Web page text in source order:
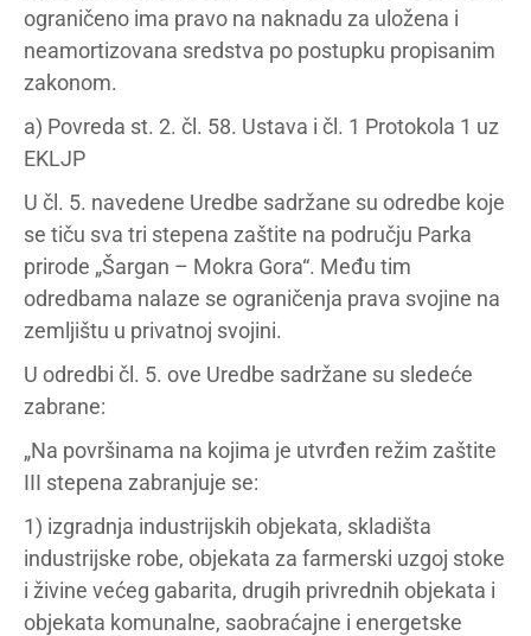
ograničeno ima pravo na naknadu za uložena i
neamortizovana sredstva po postupku propisanim
zakonom.
a) Povreda st. 2. čl. 58. Ustava i čl. 1 Protokola 1 uz
EKLJP
U čl. 5. navedene Uredbe sadržane su odredbe koje
se tiču sva tri stepena zaštite na području Parka
prirode „Šargan – Mokra Gora“. Među tim
odredbama nalaze se ograničenja prava svojine na
zemljištu u privatnoj svojini.
U odredbi čl. 5. ove Uredbe sadržane su sledeće
zabrane:
„Na površinama na kojima je utvrđen režim zaštite
III stepena zabranjuje se:
1) izgradnja industrijskih objekata, skladišta
industrijske robe, objekata za farmerski uzgoj stoke
i živine većeg gabarita, drugih privrednih objekata i
objekata komunalne, saobraćajne i energetske